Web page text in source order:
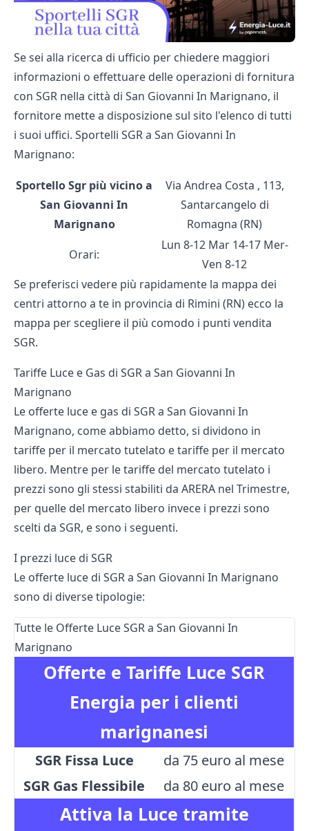
Se sei alla ricerca di ufficio per chiedere maggiori
informazioni o effettuare delle operazioni di fornitura
con SGR nella città di San Giovanni In Marignano, il
fornitore mette a disposizione sul sito l'elenco di tutti
i suoi uffici. Sportelli SGR a San Giovanni In
Marignano:
Sportello Sgr più vicino a
San Giovanni In
Marignano
Via Andrea Costa , 113,
Santarcangelo di
Romagna (RN)
Orari:
Lun 8-12 Mar 14-17 Mer-
Ven 8-12
Se preferisci vedere più rapidamente la mappa dei
centri attorno a te in provincia di Rimini (RN) ecco la
mappa per scegliere il più comodo i punti vendita
SGR.
Tariffe Luce e Gas di SGR a San Giovanni In
Marignano
Le offerte luce e gas di SGR a San Giovanni In
Marignano, come abbiamo detto, si dividono in
tariffe per il mercato tutelato e tariffe per il mercato
libero. Mentre per le tariffe del mercato tutelato i
prezzi sono gli stessi stabiliti da ARERA nel Trimestre,
per quelle del mercato libero invece i prezzi sono
scelti da SGR, e sono i seguenti.
I prezzi luce di SGR
Le offerte luce di SGR a San Giovanni In Marignano
sono di diverse tipologie:
Tutte le Offerte Luce SGR a San Giovanni In
Marignano
Attiva la Luce tramite
Offerte e Tariffe Luce SGR
Energia per i clienti
marignanesi
SGR Fissa Luce
da 75 euro al mese
SGR Gas Flessibile
da 80 euro al mese